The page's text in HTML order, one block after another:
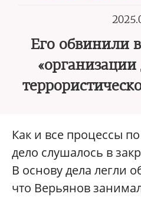
Его обвинили
Как и все процессы
дело слушалось в
В основу дела легли
что Верьянов